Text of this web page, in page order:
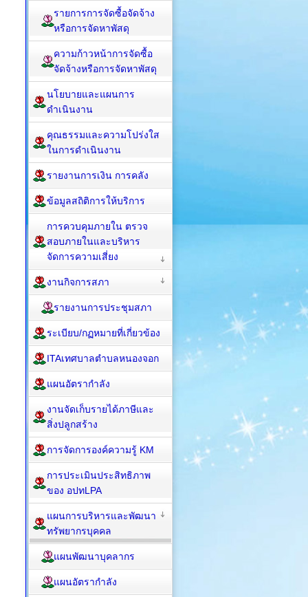
รายการการจัดซื้อจัดจ้าง
หรือการจัดหาพัสดุ
ความก้าวหน้าการจัดซื้อ
จัดจ้างหรือการจัดหาพัสดุ
นโยบายและแผนการ
ดำเนินงาน
คุณธรรมและความโปร่งใส
ในการดำเนินงาน
รายงานการเงิน การคลัง
ข้อมูลสถิติการให้บริการ
การควบคุมภายใน ตรวจ
สอบภายในและบริหาร
จัดการความเสี่ยง
งานกิจการสภา
รายงานการประชุมสภา
ระเบียบ/กฏหมายที่เกี่ยวข้อง
ITAเทศบาลตำบลหนองจอก
แผนอัตรากำลัง
งานจัดเก็บรายได้ภาษีและ
สิ่งปลูกสร้าง
การจัดการองค์ความรู้ KM
การประเมินประสิทธิภาพ
ของ อปทLPA
แผนการบริหารและพัฒนา
ทรัพยากรบุคคล
แผนพัฒนาบุคลากร
แผนอัตรากำลัง